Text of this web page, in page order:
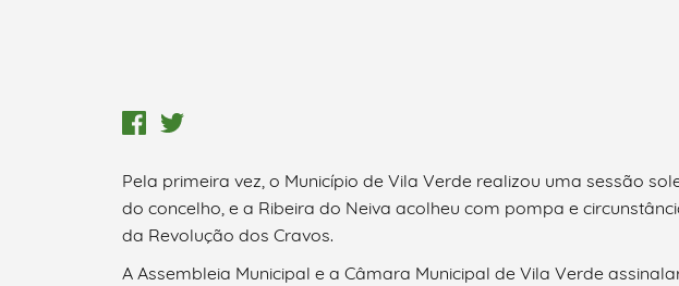
Pela primeira vez, o Município de Vila Verde realizou uma sessão
do concelho, e a Ribeira do Neiva acolheu com pompa e
da Revolução dos Cravos.
A Assembleia Municipal e a Câmara Municipal de Vila Verde